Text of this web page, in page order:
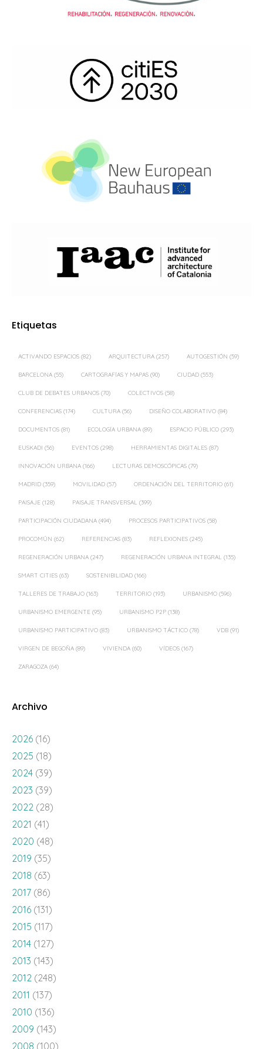
Etiquetas
ACTIVANDO ESPACIOS (82) ARQUITECTURA (257) AUTOGESTIÓN (59)
BARCELONA (55) CARTOGRAFÍAS Y MAPAS (90) CIUDAD (553)
CLUB DE DEBATES URBANOS (70) COLECTIVOS (58)
CONFERENCIAS (174) CULTURA (56) DISEÑO COLABORATIVO (84)
DOCUMENTOS (81) ECOLOGÍA URBANA (89) ESPACIO PÚBLICO (293)
EUSKADI (56) EVENTOS (298) HERRAMIENTAS DIGITALES (87)
INNOVACIÓN URBANA (166) LECTURAS DEMOSCÓPICAS (79)
MADRID (359) MOVILIDAD (57) ORDENACIÓN DEL TERRITORIO (61)
PAISAJE (128) PAISAJE TRANSVERSAL (399)
PARTICIPACIÓN CIUDADANA (494) PROCESOS PARTICIPATIVOS (58)
PROCOMÚN (62) REFERENCIAS (83) REFLEXIONES (245)
REGENERACIÓN URBANA (247) REGENERACIÓN URBANA INTEGRAL (135)
SMART CITIES (63) SOSTENIBILIDAD (166)
TALLERES DE TRABAJO (163) TERRITORIO (193) URBANISMO (596)
URBANISMO EMERGENTE (95) URBANISMO P2P (138)
URBANISMO PARTICIPATIVO (83) URBANISMO TÁCTICO (78) VDB (91)
VIRGEN DE BEGOÑA (89) VIVIENDA (60) VÍDEOS (167)
ZARAGOZA (64)
Archivo
2026 (16)
2025 (18)
2024 (39)
2023 (39)
2022 (28)
2021 (41)
2020 (48)
2019 (35)
2018 (63)
2017 (86)
2016 (131)
2015 (117)
2014 (127)
2013 (143)
2012 (248)
2011 (137)
2010 (136)
2009 (143)
2008 (100)